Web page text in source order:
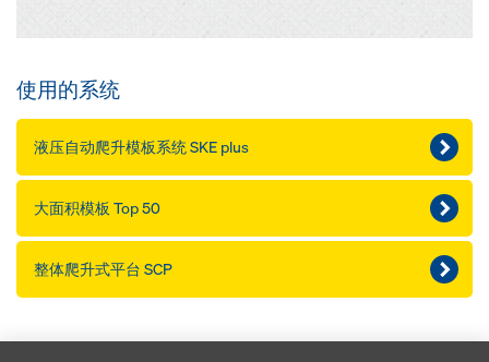
使用的系统
液压自动爬升模板系统 SKE plus
大面积模板 Top 50
整体爬升式平台 SCP